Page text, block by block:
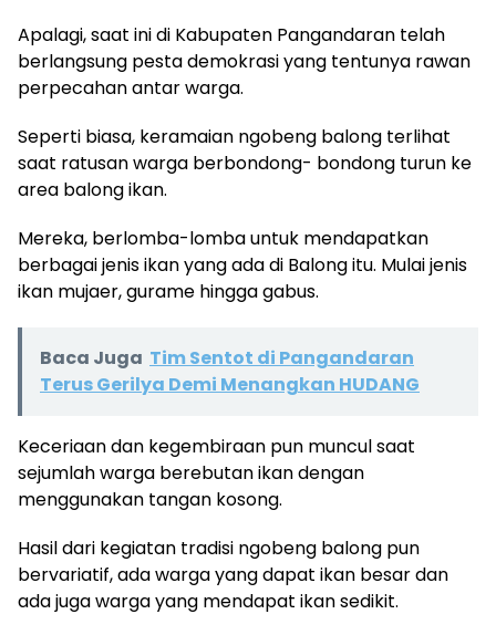
Apalagi, saat ini di Kabupaten Pangandaran telah
berlangsung pesta demokrasi yang tentunya rawan
perpecahan antar warga.
Seperti biasa, keramaian ngobeng balong terlihat
saat ratusan warga berbondong- bondong turun ke
area balong ikan.
Mereka, berlomba-lomba untuk mendapatkan
berbagai jenis ikan yang ada di Balong itu. Mulai jenis
ikan mujaer, gurame hingga gabus.
Baca Juga Tim Sentot di Pangandaran
Terus Gerilya Demi Menangkan HUDANG
Keceriaan dan kegembiraan pun muncul saat
sejumlah warga berebutan ikan dengan
menggunakan tangan kosong.
Hasil dari kegiatan tradisi ngobeng balong pun
bervariatif, ada warga yang dapat ikan besar dan
ada juga warga yang mendapat ikan sedikit.